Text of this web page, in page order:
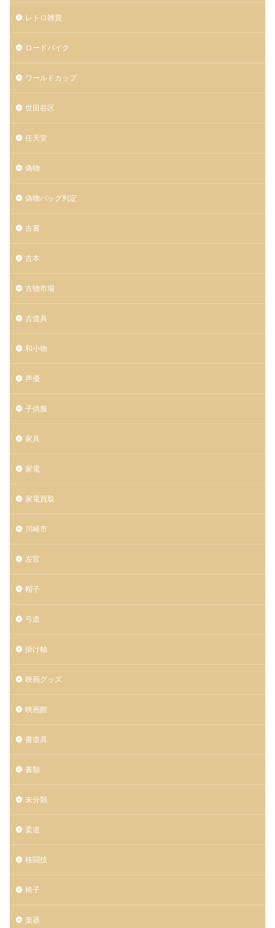
レトロ雑貨
ロードバイク
ワールドカップ
世田谷区
任天堂
偽物
偽物バッグ判定
古書
古本
古物市場
古道具
和小物
声優
子供服
家具
家電
家電買取
川崎市
左官
帽子
弓道
掛け軸
映画グッズ
映画館
書道具
書類
未分類
柔道
格闘技
椅子
楽器